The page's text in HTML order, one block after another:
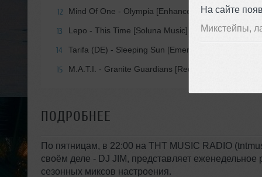
На сайте
Микстейпы,
12 Mind Of One - Olympia [Enhanced Progressive]
13 Lepo - This Time [Soluna Music]
14 Tarifa (DE) - Sleeping Sun [Emergent Shores]
15 M.A.T.I. - Granite Guardians [Redux Deep]
ПОДРОБНЕЕ
По пятницам, в 22:00 на THT MUSIC RADIO
своём деле - DJ JIM, представляет еженедельное
сезонных миксов настроения.